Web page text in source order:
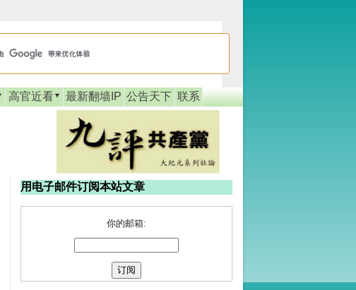
高官近看 最新翻墙IP 公告天下 联系
用电子邮件订阅本站文章
你的邮箱: